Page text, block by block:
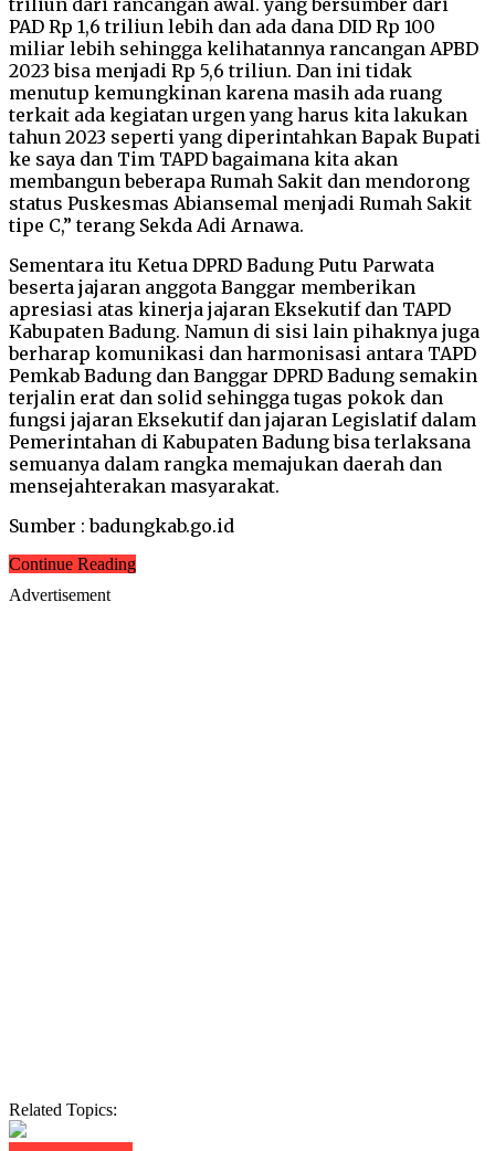
PAD Rp 1,6 triliun lebih dan ada dana DID Rp 100
miliar lebih sehingga kelihatannya rancangan APBD
2023 bisa menjadi Rp 5,6 triliun. Dan ini tidak
menutup kemungkinan karena masih ada ruang
terkait ada kegiatan urgen yang harus kita lakukan
tahun 2023 seperti yang diperintahkan Bapak Bupati
ke saya dan Tim TAPD bagaimana kita akan
membangun beberapa Rumah Sakit dan mendorong
status Puskesmas Abiansemal menjadi Rumah Sakit
tipe C,” terang Sekda Adi Arnawa.
Sementara itu Ketua DPRD Badung Putu Parwata
beserta jajaran anggota Banggar memberikan
apresiasi atas kinerja jajaran Eksekutif dan TAPD
Kabupaten Badung. Namun di sisi lain pihaknya juga
berharap komunikasi dan harmonisasi antara TAPD
Pemkab Badung dan Banggar DPRD Badung semakin
terjalin erat dan solid sehingga tugas pokok dan
fungsi jajaran Eksekutif dan jajaran Legislatif dalam
Pemerintahan di Kabupaten Badung bisa terlaksana
semuanya dalam rangka memajukan daerah dan
mensejahterakan masyarakat.
Sumber : badungkab.go.id
Continue Reading
Advertisement
Related Topics: